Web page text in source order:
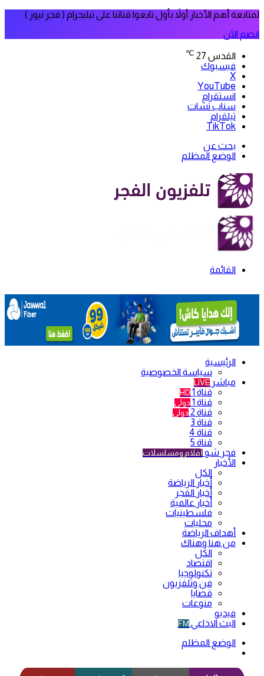
لمتابعة أهم الأخبار أولاً بأول تابعوا قناتنا على تيليجرام ( فجر نيوز )
انضم الآن
القدس 27
℃
فيسبوك
‫X
‫YouTube
انستقرام
سناب تشات
تيلقرام
‫TikTok
بحث عن
الوضع المظلم
القائمة
الرئيسية
سياسة الخصوصية
مباشر LIVE
قناة 1 HD
قناة 1 دولي
قناة 2 دولي
قناة 3
قناة 4
قناة 5
فجر شو أفلام ومسلسلات
الأخبار
الكل
أخبار الرياضة
أخبار الفجر
أخبار عالمية
فلسطينيات
محليات
أهداف الرياضة
من هنا وهناك
الكل
اقتصاد
تكنولوجيا
فن وتلفزيون
قضايا
منوعات
فيديو
البث الاذاعي FM
الوضع المظلم